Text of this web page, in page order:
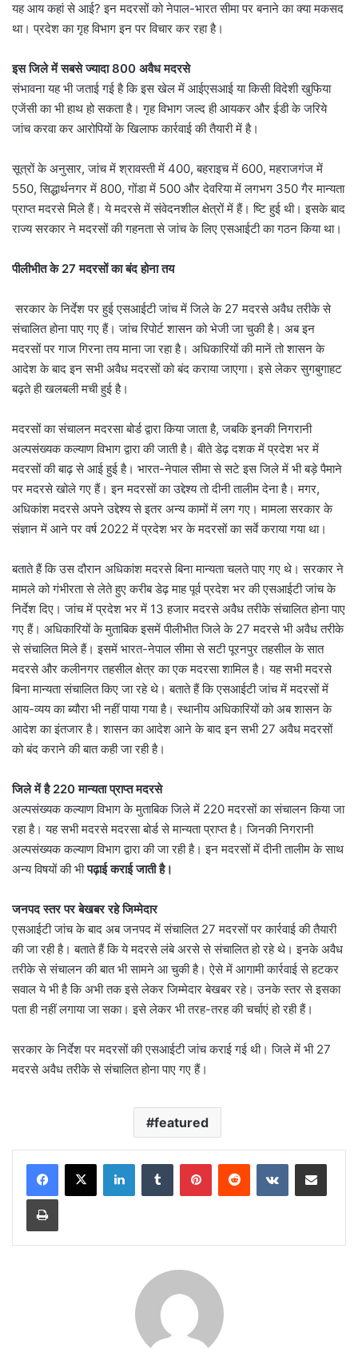
यह आय कहां से आई? इन मदरसों को नेपाल-भारत सीमा पर बनाने का क्या मकसद
था। प्रदेश का गृह विभाग इन पर विचार कर रहा है।
इस जिले में सबसे ज्यादा 800 अवैध मदरसे
संभावना यह भी जताई गई है कि इस खेल में आईएसआई या किसी विदेशी खुफिया
एजेंसी का भी हाथ हो सकता है। गृह विभाग जल्द ही आयकर और ईडी के जरिये
जांच करवा कर आरोपियों के खिलाफ कार्रवाई की तैयारी में है।
सूत्रों के अनुसार, जांच में श्रावस्ती में 400, बहराइच में 600, महराजगंज में
550, सिद्धार्थनगर में 800, गोंडा में 500 और देवरिया में लगभग 350 गैर मान्यता
प्राप्त मदरसे मिले हैं। ये मदरसे में संवेदनशील क्षेत्रों में हैं। ष्टि हुई थी। इसके बाद
राज्य सरकार ने मदरसों की गहनता से जांच के लिए एसआईटी का गठन किया था।
पीलीभीत के 27 मदरसों का बंद होना तय
सरकार के निर्देश पर हुई एसआईटी जांच में जिले के 27 मदरसे अवैध तरीके से
संचालित होना पाए गए हैं। जांच रिपोर्ट शासन को भेजी जा चुकी है। अब इन
मदरसों पर गाज गिरना तय माना जा रहा है। अधिकारियों की मानें तो शासन के
आदेश के बाद इन सभी अवैध मदरसों को बंद कराया जाएगा। इसे लेकर सुगबुगाहट
बढ़ते ही खलबली मची हुई है।
मदरसों का संचालन मदरसा बोर्ड द्वारा किया जाता है, जबकि इनकी निगरानी
अल्पसंख्यक कल्याण विभाग द्वारा की जाती है। बीते डेढ़ दशक में प्रदेश भर में
मदरसों की बाढ़ से आई हुई है। भारत-नेपाल सीमा से सटे इस जिले में भी बड़े पैमाने
पर मदरसे खोले गए हैं। इन मदरसों का उद्देश्य तो दीनी तालीम देना है। मगर,
अधिकांश मदरसे अपने उद्देश्य से इतर अन्य कामों में लग गए। मामला सरकार के
संज्ञान में आने पर वर्ष 2022 में प्रदेश भर के मदरसों का सर्वे कराया गया था।
बताते हैं कि उस दौरान अधिकांश मदरसे बिना मान्यता चलते पाए गए थे। सरकार ने
मामले को गंभीरता से लेते हुए करीब डेढ़ माह पूर्व प्रदेश भर की एसआईटी जांच के
निर्देश दिए। जांच में प्रदेश भर में 13 हजार मदरसे अवैध तरीके संचालित होना पाए
गए हैं। अधिकारियों के मुताबिक इसमें पीलीभीत जिले के 27 मदरसे भी अवैध तरीके
से संचालित मिले हैं। इसमें भारत-नेपाल सीमा से सटी पूरनपुर तहसील के सात
मदरसे और कलीनगर तहसील क्षेत्र का एक मदरसा शामिल है। यह सभी मदरसे
बिना मान्यता संचालित किए जा रहे थे। बताते हैं कि एसआईटी जांच में मदरसों में
आय-व्यय का ब्यौरा भी नहीं पाया गया है। स्थानीय अधिकारियों को अब शासन के
आदेश का इंतजार है। शासन का आदेश आने के बाद इन सभी 27 अवैध मदरसों
को बंद कराने की बात कही जा रही है।
जिले में है 220 मान्यता प्राप्त मदरसे
अल्पसंख्यक कल्याण विभाग के मुताबिक जिले में 220 मदरसों का संचालन किया जा
रहा है। यह सभी मदरसे मदरसा बोर्ड से मान्यता प्राप्त है। जिनकी निगरानी
अल्पसंख्यक कल्याण विभाग द्वारा की जा रही है। इन मदरसों में दीनी तालीम के साथ
अन्य विषयों की भीपढ़ाई कराई जाती है।
जनपद स्तर पर बेखबर रहे जिम्मेदार
एसआईटी जांच के बाद अब जनपद में संचालित 27 मदरसों पर कार्रवाई की तैयारी
की जा रही है। बताते हैं कि ये मदरसे लंबे अरसे से संचालित हो रहे थे। इनके अवैध
तरीके से संचालन की बात भी सामने आ चुकी है। ऐसे में आगामी कार्रवाई से हटकर
सवाल ये भी है कि अभी तक इसे लेकर जिम्मेदार बेखबर रहे। उनके स्तर से इसका
पता ही नहीं लगाया जा सका। इसे लेकर भी तरह-तरह की चर्चाएं हो रही हैं।
सरकार के निर्देश पर मदरसों की एसआईटी जांच कराई गई थी। जिले में भी 27
मदरसे अवैध तरीके से संचालित होना पाए गए हैं।
featured
LinkedInTumblr PinterestReddit VKontakteShare via Email
Print